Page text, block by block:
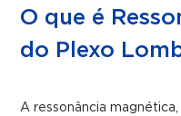
O que é
do Plexo
A ressonância